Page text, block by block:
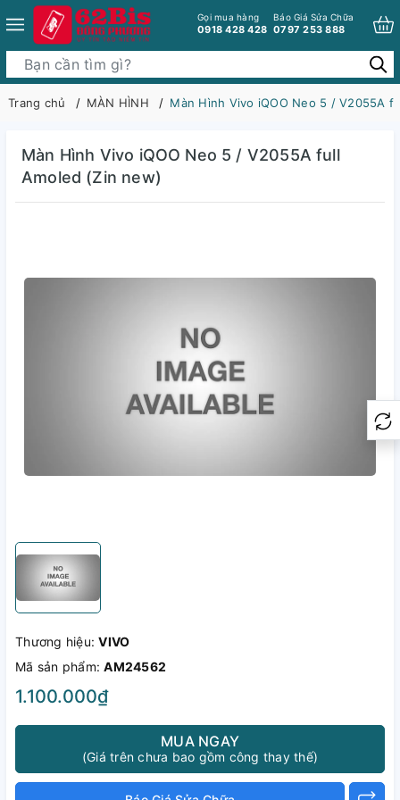
Gọi mua hàng
0918 428 428
Báo Giá Sửa Chữa
0797 253 888
Trang chủ MÀN HÌNH Màn Hình Vivo iQOO Neo 5 / V2055A
Màn Hình Vivo iQOO Neo 5 / V2055A full
Amoled​​​​​​​ (Zin new)
Thương hiệu:VIVO
Mã sản phẩm:AM24562
1.100.000₫
MUA NGAY
(Giá trên chưa bao gồm công thay thế)